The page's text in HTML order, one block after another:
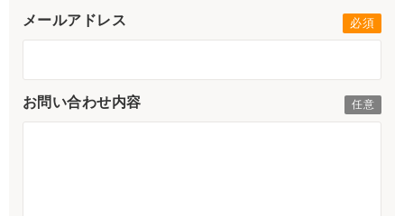
メールアドレス
お問い合わせ内容